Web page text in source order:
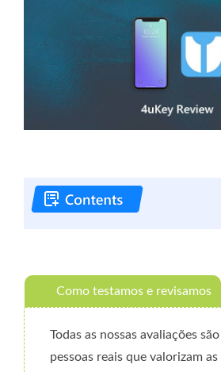
Como testamos e revisamos
Todas as nossas avaliações
pessoas reais que valorizam